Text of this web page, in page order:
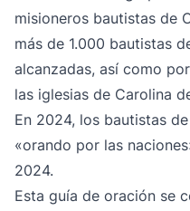
misioneros bautistas de
más de 1.000 bautistas
alcanzadas, así como
las iglesias de Carolina
En 2024, los bautistas
«orando por las
2024.
Esta guía de oración se